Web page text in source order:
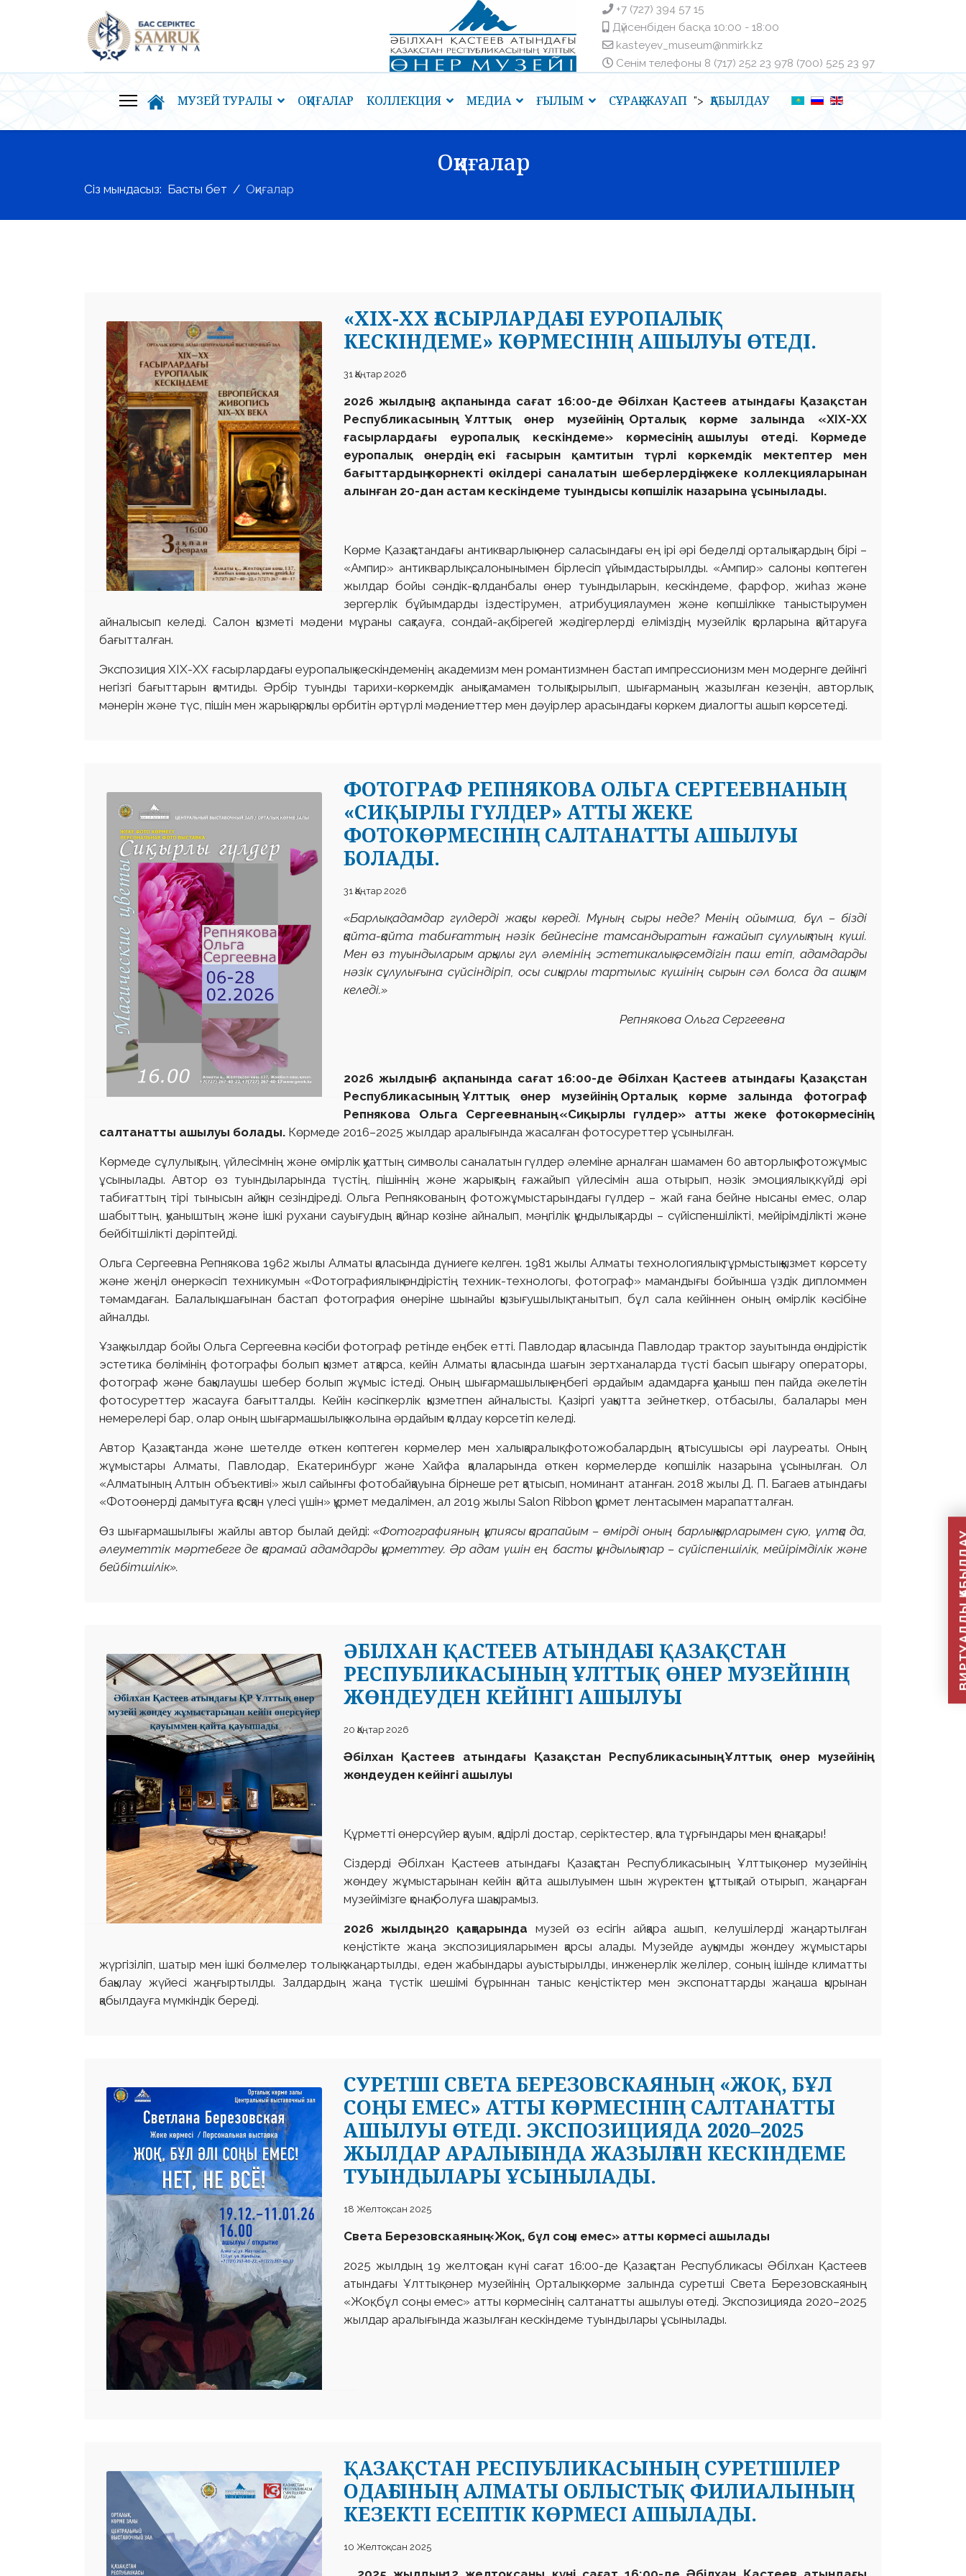
+7 (727) 394 57 15
Дүйсенбіден басқа ㅤ10:00 - 18:00
kasteyev_museum@nmirk.kz
Сенім телефоныㅤ 8 (717) 252 23 97ㅤ8 (700) 525 23 97
МУЗЕЙ ТУРАЛЫ ОҚИҒАЛАР КОЛЛЕКЦИЯ МЕДИА ҒЫЛЫМ СҰРАҚ-ЖАУАП "> ҚАБЫЛДАУ
Оқиғалар
Сіз мындасыз: Басты бет Оқиғалар
«XIX-XX ҒАСЫРЛАРДАҒЫ ЕУРОПАЛЫҚ
КЕСКІНДЕМЕ» КӨРМЕСІНІҢ АШЫЛУЫ ӨТЕДІ.
31 Қаңтар 2026
2026 жылдың 3 ақпанында сағат 16:00-де Әбілхан Қастеев атындағы Қазақстан
Республикасының Ұлттық өнер музейінің Орталық көрме залында «XIX-XX
ғасырлардағы еуропалық кескіндеме» көрмесінің ашылуы өтеді. Көрмеде
еуропалық өнердің екі ғасырын қамтитын түрлі көркемдік мектептер мен
бағыттардың көрнекті өкілдері саналатын шеберлердің жеке коллекцияларынан
алынған 20-дан астам кескіндеме туындысы көпшілік назарына ұсынылады.
Көрме Қазақстандағы антикварлық өнер саласындағы ең ірі әрі беделді орталықтардың бірі –
«Ампир» антикварлық салонынымен бірлесіп ұйымдастырылды. «Ампир» салоны көптеген
жылдар бойы сәндік-қолданбалы өнер туындыларын, кескіндеме, фарфор, жиһаз және
зергерлік бұйымдарды іздестірумен, атрибуциялаумен және көпшілікке таныстырумен
айналысып келеді. Салон қызметі мәдени мұраны сақтауға, сондай-ақ бірегей жәдігерлерді еліміздің музейлік қорларына қайтаруға
бағытталған.
Экспозиция XIX-XX ғасырлардағы еуропалық кескіндеменің академизм мен романтизмнен бастап импрессионизм мен модернге дейінгі
негізгі бағыттарын қамтиды. Әрбір туынды тарихи-көркемдік анықтамамен толықтырылып, шығарманың жазылған кезеңін, авторлық
мәнерін және түс, пішін мен жарық арқылы өрбитін әртүрлі мәдениеттер мен дәуірлер арасындағы көркем диалогты ашып көрсетеді.
ФОТОГРАФ РЕПНЯКОВА ОЛЬГА СЕРГЕЕВНАНЫҢ
«СИҚЫРЛЫ ГҮЛДЕР» АТТЫ ЖЕКЕ
ФОТОКӨРМЕСІНІҢ САЛТАНАТТЫ АШЫЛУЫ
БОЛАДЫ.
31 Қаңтар 2026
«Барлық адамдар гүлдерді жақсы көреді. Мұның сыры неде? Менің ойымша, бұл – бізді
қайта-қайта табиғаттың нәзік бейнесіне тамсандыратын ғажайып сұлулықтың күші.
Мен өз туындыларым арқылы гүл әлемінің эстетикалық әсемдігін паш етіп, адамдарды
нәзік сұлулығына сүйсіндіріп, осы сиқырлы тартылыс күшінің сырын сәл болса да ашқым
келеді.»
Репнякова Ольга Сергеевна
2026 жылдың 6 ақпанында сағат 16:00-де Әбілхан Қастеев атындағы Қазақстан
Республикасының Ұлттық өнер музейінің Орталық көрме залында фотограф
Репнякова Ольга Сергеевнаның «Сиқырлы гүлдер» атты жеке фотокөрмесінің
салтанатты ашылуы болады. Көрмеде 2016–2025 жылдар аралығында жасалған фотосуреттер ұсынылған.
Көрмеде сұлулықтың, үйлесімнің және өмірлік қуаттың символы саналатын гүлдер әлеміне арналған шамамен 60 авторлық фотожұмыс
ұсынылады. Автор өз туындыларында түстің, пішіннің және жарықтың ғажайып үйлесімін аша отырып, нәзік эмоциялық күйді әрі
табиғаттың тірі тынысын айқын сезіндіреді. Ольга Репнякованың фотожұмыстарындағы гүлдер – жай ғана бейне нысаны емес, олар
шабыттың, қуаныштың және ішкі рухани сауығудың қайнар көзіне айналып, мәңгілік құндылықтарды – сүйіспеншілікті, мейірімділікті және
бейбітшілікті дәріптейді.
Ольга Сергеевна Репнякова 1962 жылы Алматы қаласында дүниеге келген. 1981 жылы Алматы технологиялық тұрмыстық қызмет көрсету
және жеңіл өнеркәсіп техникумын «Фотографиялық өндірістің техник-технологы, фотограф» мамандығы бойынша үздік дипломмен
тәмамдаған. Балалық шағынан бастап фотография өнеріне шынайы қызығушылық танытып, бұл сала кейіннен оның өмірлік кәсібіне
айналды.
Ұзақ жылдар бойы Ольга Сергеевна кәсіби фотограф ретінде еңбек етті. Павлодар қаласында Павлодар трактор зауытында өндірістік
эстетика бөлімінің фотографы болып қызмет атқарса, кейін Алматы қаласында шағын зертханаларда түсті басып шығару операторы,
фотограф және бақылаушы шебер болып жұмыс істеді. Оның шығармашылық еңбегі әрдайым адамдарға қуаныш пен пайда әкелетін
фотосуреттер жасауға бағытталды. Кейін кәсіпкерлік қызметпен айналысты. Қазіргі уақытта зейнеткер, отбасылы, балалары мен
немерелері бар, олар оның шығармашылық жолына әрдайым қолдау көрсетіп келеді.
Автор Қазақстанда және шетелде өткен көптеген көрмелер мен халықаралық фотожобалардың қатысушысы әрі лауреаты. Оның
жұмыстары Алматы, Павлодар, Екатеринбург және Хайфа қалаларында өткен көрмелерде көпшілік назарына ұсынылған. Ол
«Алматының Алтын объективі» жыл сайынғы фотобайқауына бірнеше рет қатысып, номинант атанған. 2018 жылы Д. П. Багаев атындағы
«Фотоөнерді дамытуға қосқан үлесі үшін» құрмет медалімен, ал 2019 жылы Salon Ribbon құрмет лентасымен марапатталған.
Өз шығармашылығы жайлы автор былай дейді:«Фотографияның құпиясы қарапайым – өмірді оның барлық қырларымен сүю, ұлтқа да,
әлеуметтік мәртебеге де қарамай адамдарды құрметтеу. Әр адам үшін ең басты құндылықтар – сүйіспеншілік, мейірімділік және
бейбітшілік».
ӘБІЛХАН ҚАСТЕЕВ АТЫНДАҒЫ ҚАЗАҚСТАН
РЕСПУБЛИКАСЫНЫҢ ҰЛТТЫҚ ӨНЕР МУЗЕЙІНІҢ
ЖӨНДЕУДЕН КЕЙІНГІ АШЫЛУЫ
20 Қаңтар 2026
Әбілхан Қастеев атындағы Қазақстан Республикасының Ұлттық өнер музейінің
жөндеуден кейінгі ашылуы
Құрметті өнерсүйер қауым, қадірлі достар, серіктестер, қала тұрғындары мен қонақтары!
Сіздерді Әбілхан Қастеев атындағы Қазақстан Республикасының Ұлттық өнер музейінің
жөндеу жұмыстарынан кейін қайта ашылуымен шын жүректен құттықтай отырып, жаңарған
музейімізге қонақ болуға шақырамыз.
2026 жылдың 20 қаңтарында музей өз есігін айқара ашып, келушілерді жаңартылған
кеңістікте жаңа экспозицияларымен қарсы алады. Музейде ауқымды жөндеу жұмыстары
жүргізіліп, шатыр мен ішкі бөлмелер толық жаңартылды, еден жабындары ауыстырылды, инженерлік желілер, соның ішінде климатты
бақылау жүйесі жаңғыртылды. Залдардың жаңа түстік шешімі бұрыннан таныс кеңістіктер мен экспонаттарды жаңаша қырынан
қабылдауға мүмкіндік береді.
СУРЕТШІ СВЕТА БЕРЕЗОВСКАЯНЫҢ «ЖОҚ, БҰЛ
СОҢЫ ЕМЕС» АТТЫ КӨРМЕСІНІҢ САЛТАНАТТЫ
АШЫЛУЫ ӨТЕДІ. ЭКСПОЗИЦИЯДА 2020–2025
ЖЫЛДАР АРАЛЫҒЫНДА ЖАЗЫЛҒАН КЕСКІНДЕМЕ
ТУЫНДЫЛАРЫ ҰСЫНЫЛАДЫ.
18 Желтоқсан 2025
Света Березовскаяның «Жоқ, бұл соңы емес» атты көрмесі ашылады
2025 жылдың 19 желтоқсан күні сағат 16:00-де Қазақстан Республикасы Әбілхан Қастеев
атындағы Ұлттық өнер музейінің Орталық көрме залында суретші Света Березовскаяның
«Жоқ, бұл соңы емес» атты көрмесінің салтанатты ашылуы өтеді. Экспозицияда 2020–2025
жылдар аралығында жазылған кескіндеме туындылары ұсынылады.
ҚАЗАҚСТАН РЕСПУБЛИКАСЫНЫҢ СУРЕТШІЛЕР
ОДАҒЫНЫҢ АЛМАТЫ ОБЛЫСТЫҚ ФИЛИАЛЫНЫҢ
КЕЗЕКТІ ЕСЕПТІК КӨРМЕСІ АШЫЛАДЫ.
10 Желтоқсан 2025